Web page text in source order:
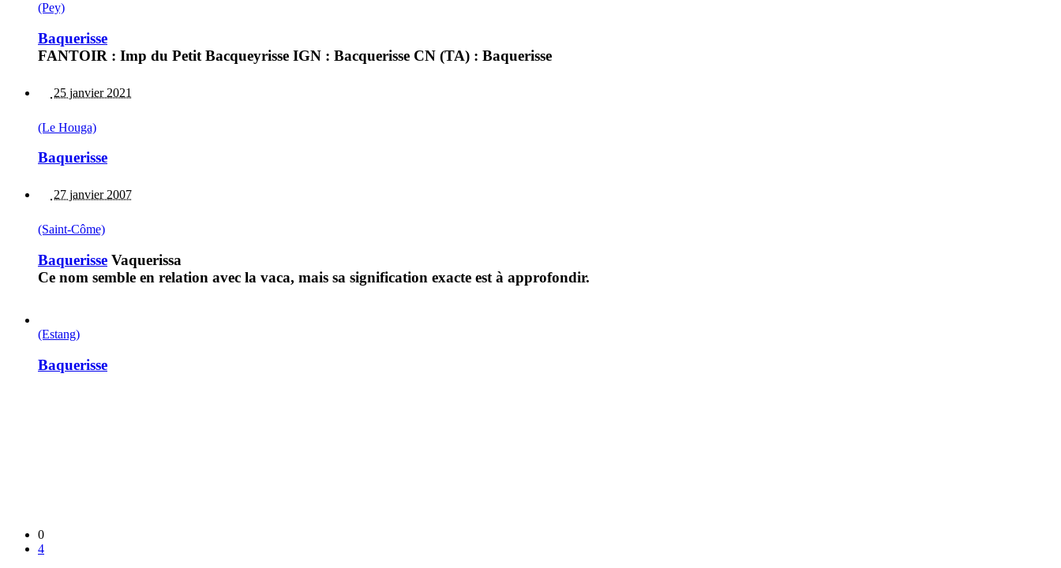
(Pey)
Baquerisse
FANTOIR : Imp du Petit Bacqueyrisse IGN : Bacquerisse CN (TA) : Baquerisse
25 janvier 2021
(Le Houga)
Baquerisse
27 janvier 2007
(Saint-Côme)
Baquerisse Vaquerissa
Ce nom semble en relation avec la vaca, mais sa signification exacte est à approfondir.
(Estang)
Baquerisse
0
4